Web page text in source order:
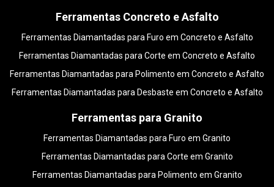
Ferramentas Concreto e Asfalto
Ferramentas Diamantadas para Furo em Concreto e Asfalto
Ferramentas Diamantadas para Corte em Concreto e Asfalto
Ferramentas Diamantadas para Polimento em Concreto e Asfalto
Ferramentas Diamantadas para Desbaste em Concreto e Asfalto
Ferramentas para Granito
Ferramentas Diamantadas para Furo em Granito
Ferramentas Diamantadas para Corte em Granito
Ferramentas Diamantadas para Polimento em Granito